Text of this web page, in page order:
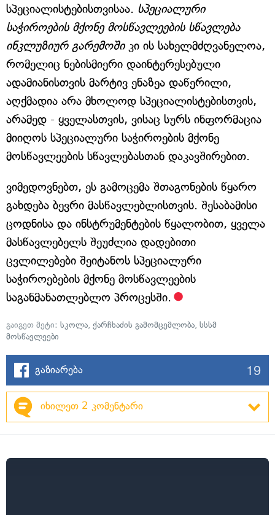
სპეციალისტებისთვისაა. სპეციალური
საჭიროების მქონე მოსწავლეების სწავლება
ინკლუზიურ გარემოშიკი ის სახელმძღვანელოა,
რომელიც ნებისმიერი დაინტერესებული
ადამიანისთვის მარტივ ენაზეა დაწერილი,
აღქმადია არა მხოლოდ სპეციალისტებისთვის,
არამედ - ყველასთვის, ვისაც სურს ინფორმაცია
მიიღოს სპეციალური საჭიროების მქონე
მოსწავლეების სწავლებასთან დაკავშირებით.
ვიმედოვნებთ, ეს გამოცემა შთაგონების წყარო
გახდება ბევრი მასწავლებლისთვის. შესაბამისი
ცოდნისა და ინსტრუმენტების წყალობით, ყველა
მასწავლებელს შეუძლია დადებითი
ცვლილებები შეიტანოს სპეციალური
საჭიროებების მქონე მოსწავლეების
საგანმანათლებლო პროცესში.
გაიგეთ მეტი: სკოლა, ქარჩხაძის გამომცემლობა, სსსმ
მოსწავლეები
გაზიარება 19
იხილეთ 2 კომენტარი